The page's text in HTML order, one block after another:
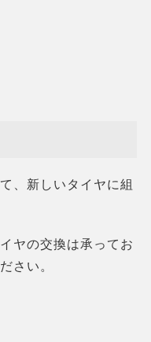
、新しいタイヤに組
ヤの交換は承ってお
さい。